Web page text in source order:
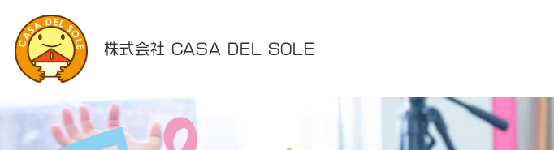
株式会社 CASA DEL SOLE